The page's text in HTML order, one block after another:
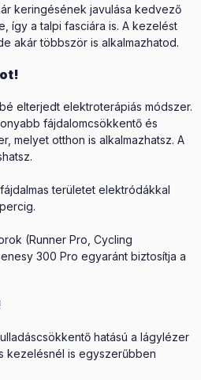
keringésének javulása kedvező
így a talpi fasciára is. A kezelést
akár többször is alkalmazhatod.
elterjedt elektroterápiás módszer.
fájdalomcsökkentő és
melyet otthon is alkalmazhatsz. A
területet elektródákkal
(Runner Pro, Cycling
300 Pro egyaránt biztosítja a
hatású a lágylézer
kezelésnél is egyszerűbben